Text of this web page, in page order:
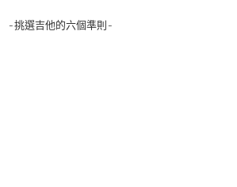
-挑選吉他的六個準則-